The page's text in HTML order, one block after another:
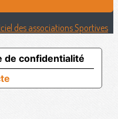
des associations Sportives
de confidentialité